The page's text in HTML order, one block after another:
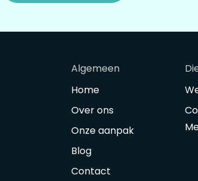
Algemeen
Home
Over ons
Onze aanpak
Blog
Contact